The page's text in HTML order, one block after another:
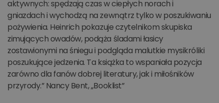
aktywnych: spędzają czas w ciepłych norach i
gniazdach i wychodzą na zewnątrz tylko w poszukiwaniu
pożywienia. Heinrich pokazuje czytelnikom skupiska
zimujących owadów, podąża śladami łasicy
zostawionymi na śniegu i podgląda malutkie mysikróliki
poszukujące jedzenia. Ta książka to wspaniała pozycja
zarówno dla fanów dobrej literatury, jak i miłośników
przyrody.” Nancy Bent, „Booklist”